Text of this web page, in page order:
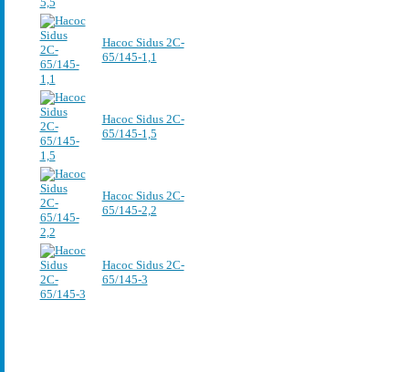
Насос Sidus 2C-
65/145-1,1
Насос Sidus 2C-
65/145-1,5
Насос Sidus 2C-
65/145-2,2
Насос Sidus 2C-
65/145-3